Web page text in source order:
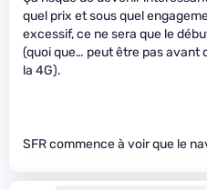
quel prix et sous quel
excessif, ce ne sera que le
(quoi que… peut être pas avant
la 4G).
SFR commence à voir que le